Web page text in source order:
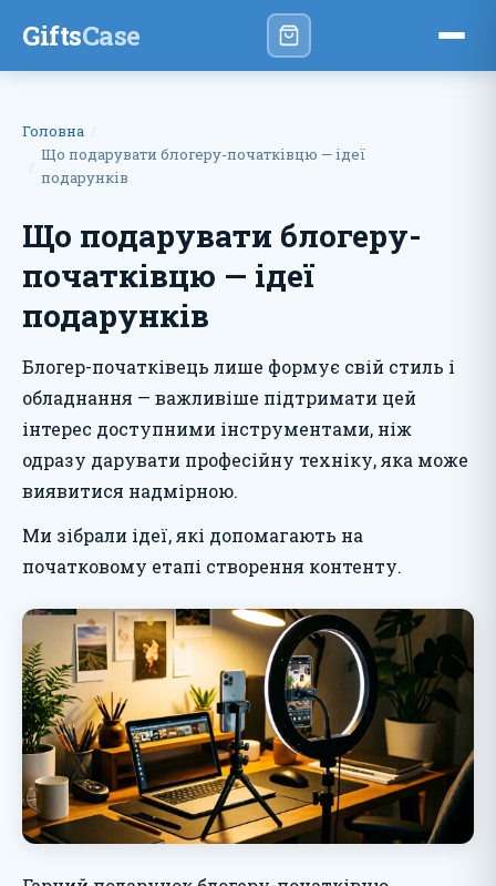
GiftsCase
Головна
Що подарувати блогеру-початківцю — ідеї
подарунків
Що подарувати блогеру-
початківцю — ідеї
подарунків
Блогер-початківець лише формує свій стиль і
обладнання — важливіше підтримати цей
інтерес доступними інструментами, ніж
одразу дарувати професійну техніку, яка може
виявитися надмірною.
Ми зібрали ідеї, які допомагають на
початковому етапі створення контенту.